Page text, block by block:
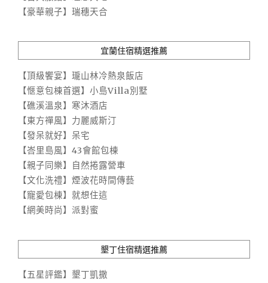
【豪華親子】瑞穗天合
宜蘭住宿精選推薦
【頂級饗宴】瓏山林冷熱泉飯店
【愜意包棟首選】小島Villa別墅
【礁溪溫泉】寒沐酒店
【東方禪風】力麗威斯汀
【發呆就好】呆宅
【峇里島風】43會館包棟
【親子同樂】自然捲露營車
【文化洗禮】煙波花時間傳藝
【寵愛包棟】就想住這
【網美時尚】派對蜜
墾丁住宿精選推薦
【五星評鑑】墾丁凱撒